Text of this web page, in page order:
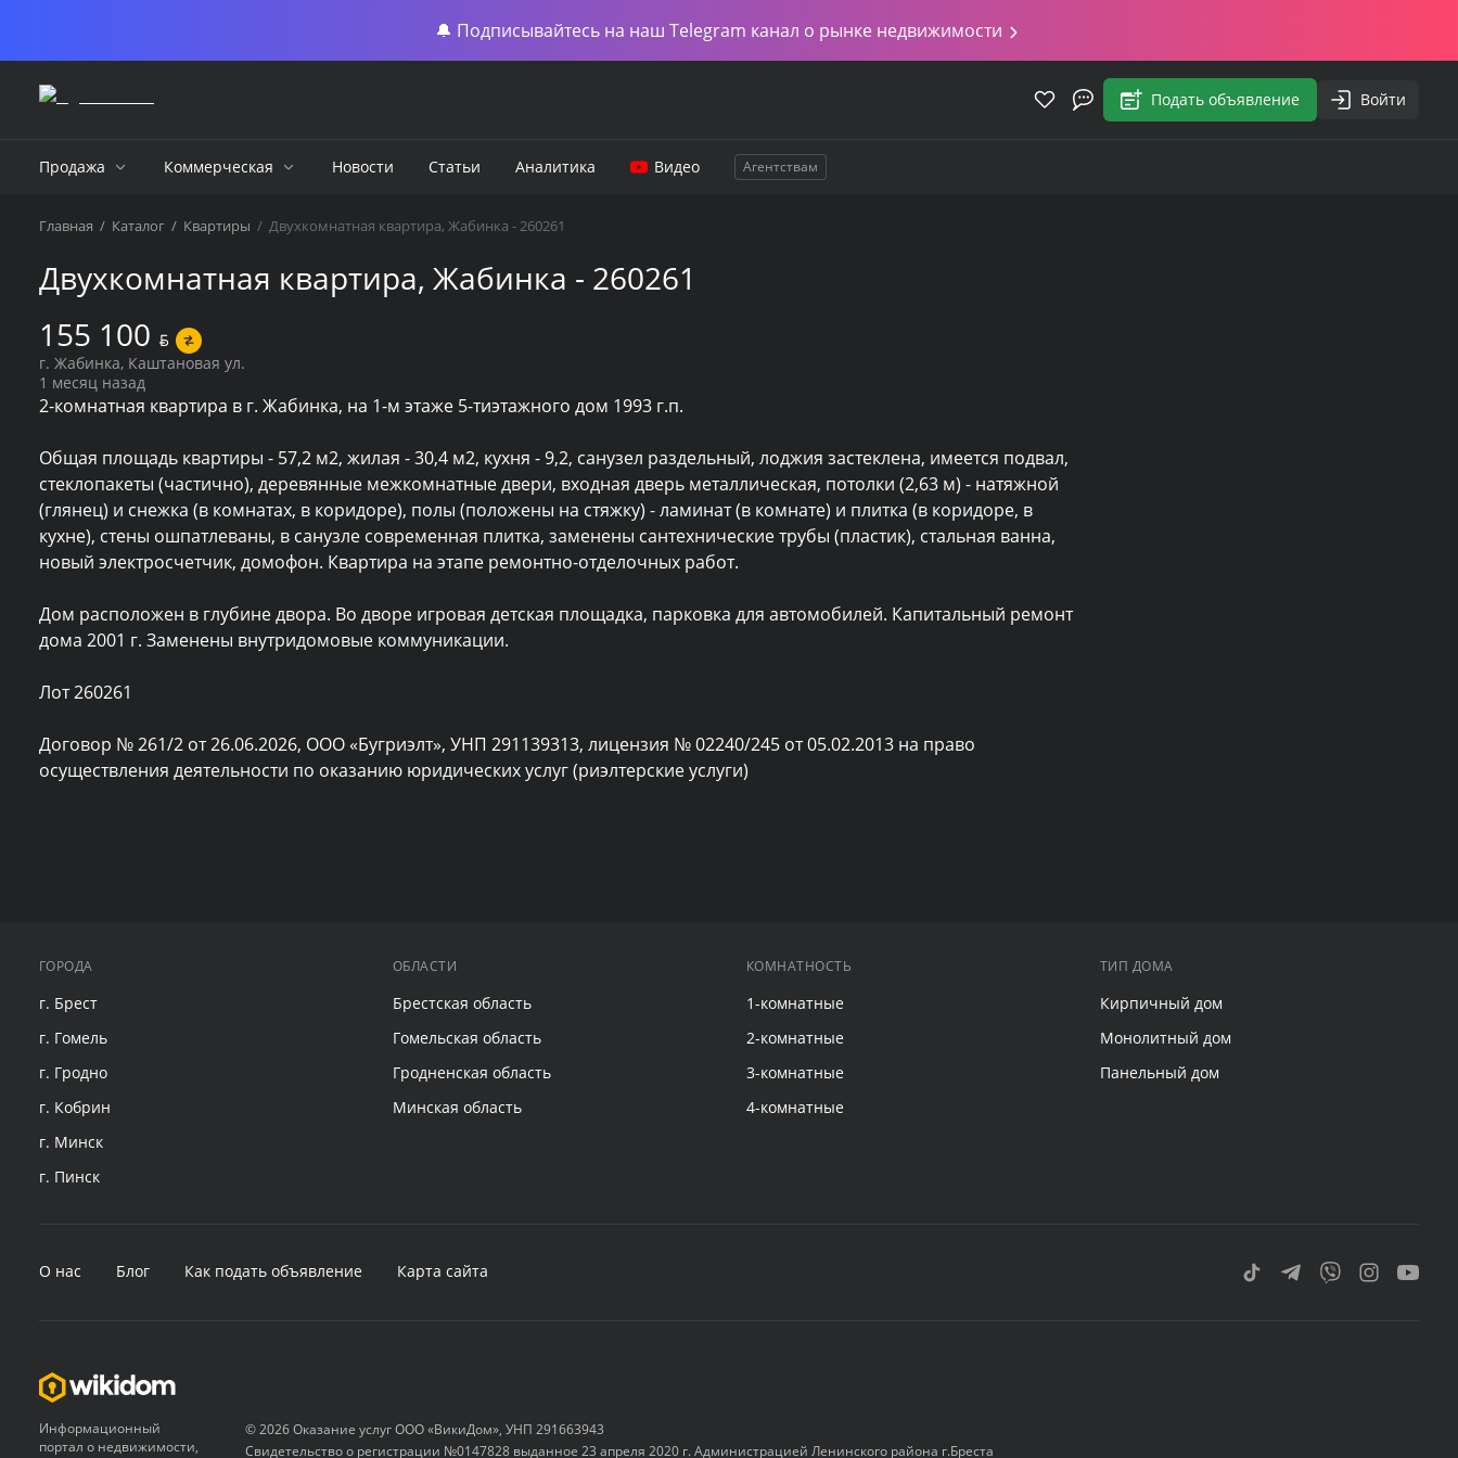
🔔 Подписывайтесь на наш Telegram канал о рынке недвижимости
Подать объявление Войти
Продажа Коммерческая Новости Статьи Аналитика Видео Агентствам
Главная / Каталог / Квартиры / Двухкомнатная квартира, Жабинка - 260261
Двухкомнатная квартира, Жабинка - 260261
155 100 BYN
г. Жабинка, Каштановая ул.
1 месяц назад
2-комнатная квартира в г. Жабинка, на 1-м этаже 5-тиэтажного дом 1993 г.п.
Общая площадь квартиры - 57,2 м2, жилая - 30,4 м2, кухня - 9,2, санузел раздельный, лоджия застеклена, имеется подвал,
стеклопакеты (частично), деревянные межкомнатные двери, входная дверь металлическая, потолки (2,63 м) - натяжной
(глянец) и снежка (в комнатах, в коридоре), полы (положены на стяжку) - ламинат (в комнате) и плитка (в коридоре, в
кухне), стены ошпатлеваны, в санузле современная плитка, заменены сантехнические трубы (пластик), стальная ванна,
новый электросчетчик, домофон. Квартира на этапе ремонтно-отделочных работ.
Дом расположен в глубине двора. Во дворе игровая детская площадка, парковка для автомобилей. Капитальный ремонт
дома 2001 г. Заменены внутридомовые коммуникации.
Лот 260261
Договор № 261/2 от 26.06.2026, ООО «Бугриэлт», УНП 291139313, лицензия № 02240/245 от 05.02.2013 на право
осуществления деятельности по оказанию юридических услуг (риэлтерские услуги)
ГОРОДА
г. Брест
г. Гомель
г. Гродно
г. Кобрин
г. Минск
г. Пинск
ОБЛАСТИ
Брестская область
Гомельская область
Гродненская область
Минская область
КОМНАТНОСТЬ
1-комнатные
2-комнатные
3-комнатные
4-комнатные
ТИП ДОМА
Кирпичный дом
Монолитный дом
Панельный дом
О нас Блог Как подать объявление Карта сайта
Информационный
портал о недвижимости,
© 2026 Оказание услуг ООО «ВикиДом», УНП 291663943
Свидетельство о регистрации №0147828 выданное 23 апреля 2020 г. Администрацией Ленинского района г.Бреста